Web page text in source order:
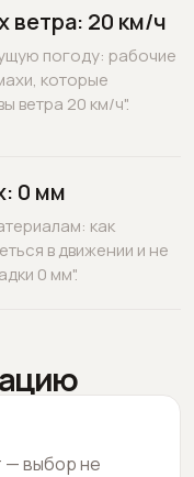
ветра: 20 км/ч
погоду: рабочие
которые
ветра 20 км/ч".
0 мм
как
в движении и не
0 мм".
— выбор не